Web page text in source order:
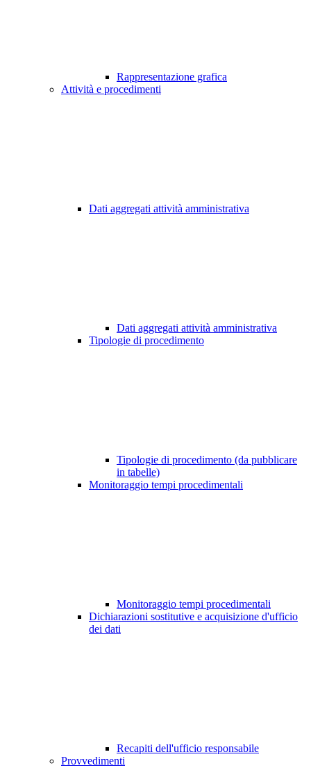
Rappresentazione grafica
Attività e procedimenti
Dati aggregati attività amministrativa
Dati aggregati attività amministrativa
Tipologie di procedimento
Tipologie di procedimento (da pubblicare
in tabelle)
Monitoraggio tempi procedimentali
Monitoraggio tempi procedimentali
Dichiarazioni sostitutive e acquisizione d'ufficio
dei dati
Recapiti dell'ufficio responsabile
Provvedimenti